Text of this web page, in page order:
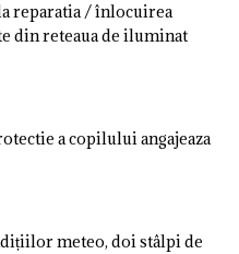
reparatia / înlocuirea
din reteaua de iluminat
a copilului angajeaza
meteo, doi stâlpi de